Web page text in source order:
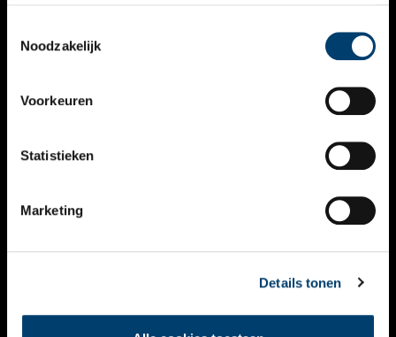
Noodzakelijk
Voorkeuren
Statistieken
Marketing
Details tonen
VERHALEN
KALENDER
THEMA’S
VIDEO’S
CONTACT